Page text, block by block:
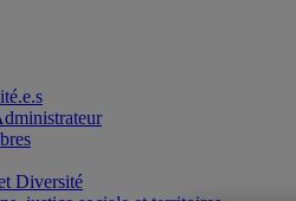
Diversité